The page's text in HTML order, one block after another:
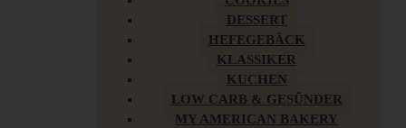
DESSERT
HEFEGEBÄCK
KLASSIKER
KUCHEN
LOW CARB & GESÜNDER
MY AMERICAN BAKERY